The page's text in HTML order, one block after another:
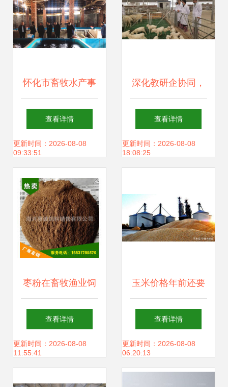
怀化市畜牧水产事
务中心深入芷江调
研，为渔业产业链
入新思路
查看详情
更新时间：2026-08-08
09:33:51
深化教研企协同，
共拓畜牧发展新局
——党委书记杨孝
农牧集团开展考察
交流
查看详情
更新时间：2026-08-08
18:08:25
枣粉在畜牧渔业饲
料销售中的潜力与
应用
查看详情
更新时间：2026-08-08
11:55:41
玉米价格年前还要
下跌吗？基层的信
号要与种植户的预
期共舞
查看详情
更新时间：2026-08-08
06:20:13